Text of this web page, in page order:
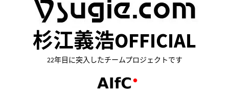
杉江義浩OFFICIAL
22年目に突入したチームプロジェクトです